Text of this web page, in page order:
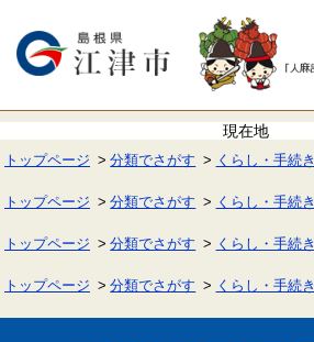
で
ば
本
へ
トップページ 分類でさがす くらし・手続き
トップページ 分類でさがす くらし・手続き
トップページ 分類でさがす くらし・手続き
トップページ 分類でさがす くらし・手続き